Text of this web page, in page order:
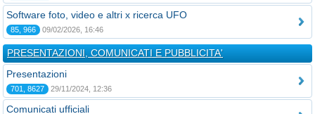
Software foto, video e altri x ricerca UFO
85, 966 09/02/2026, 16:46
PRESENTAZIONI, COMUNICATI E PUBBLICITA'
Presentazioni
701, 8627 29/11/2024, 12:36
Comunicati ufficiali